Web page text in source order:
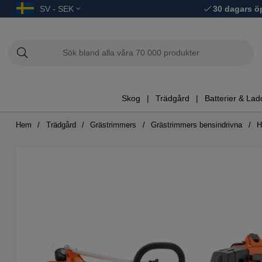
SV - SEK 30 dagars
Skog Trädgård Batterier &
Hem Trädgård Grästrimmers Grästrimmers bensindrivna